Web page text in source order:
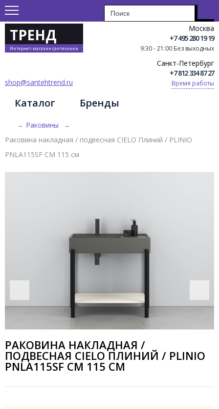
ТРЕНД
Интернет-магазин сантехники
Москва
+7 495 280 19 19
9:30 - 21:00 Без выходных
Санкт-Петербург
+7 812 334 87 27
Время работы
shop@santehtrend.ru
Каталог Бренды
→ Раковины
→
Раковина накладная / подвесная CIELO Плиний / PLINIO
PNLA115SF CM 115 см
РАКОВИНА НАКЛАДНАЯ /
ПОДВЕСНАЯ CIELO ПЛИНИЙ / PLINIO
PNLA115SF CM 115 СМ